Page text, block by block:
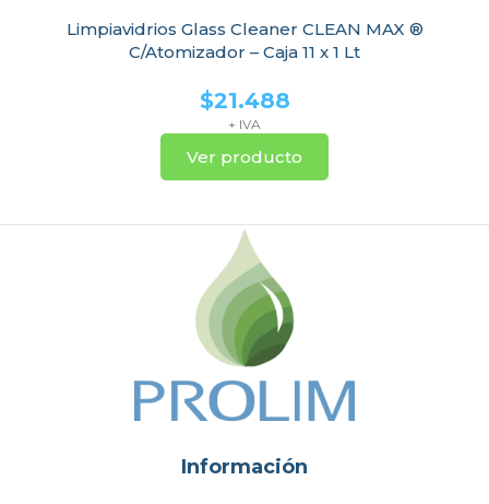
Limpiavidrios Glass Cleaner CLEAN MAX ®
C/Atomizador – Caja 11 x 1 Lt
$21.488
+ IVA
Ver producto
Información